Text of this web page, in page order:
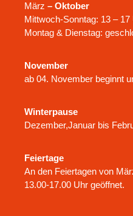
März – Oktober
Mittwoch-Sonntag: 13 – 17
Montag & Dienstag:
November
ab 04. November beginnt
Winterpause
Dezember,Januar bis
Feiertage
An den Feiertagen von
13.00-17.00 Uhr geöffnet.